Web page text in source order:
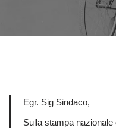
Egr. Sig Sindaco,
Sulla stampa